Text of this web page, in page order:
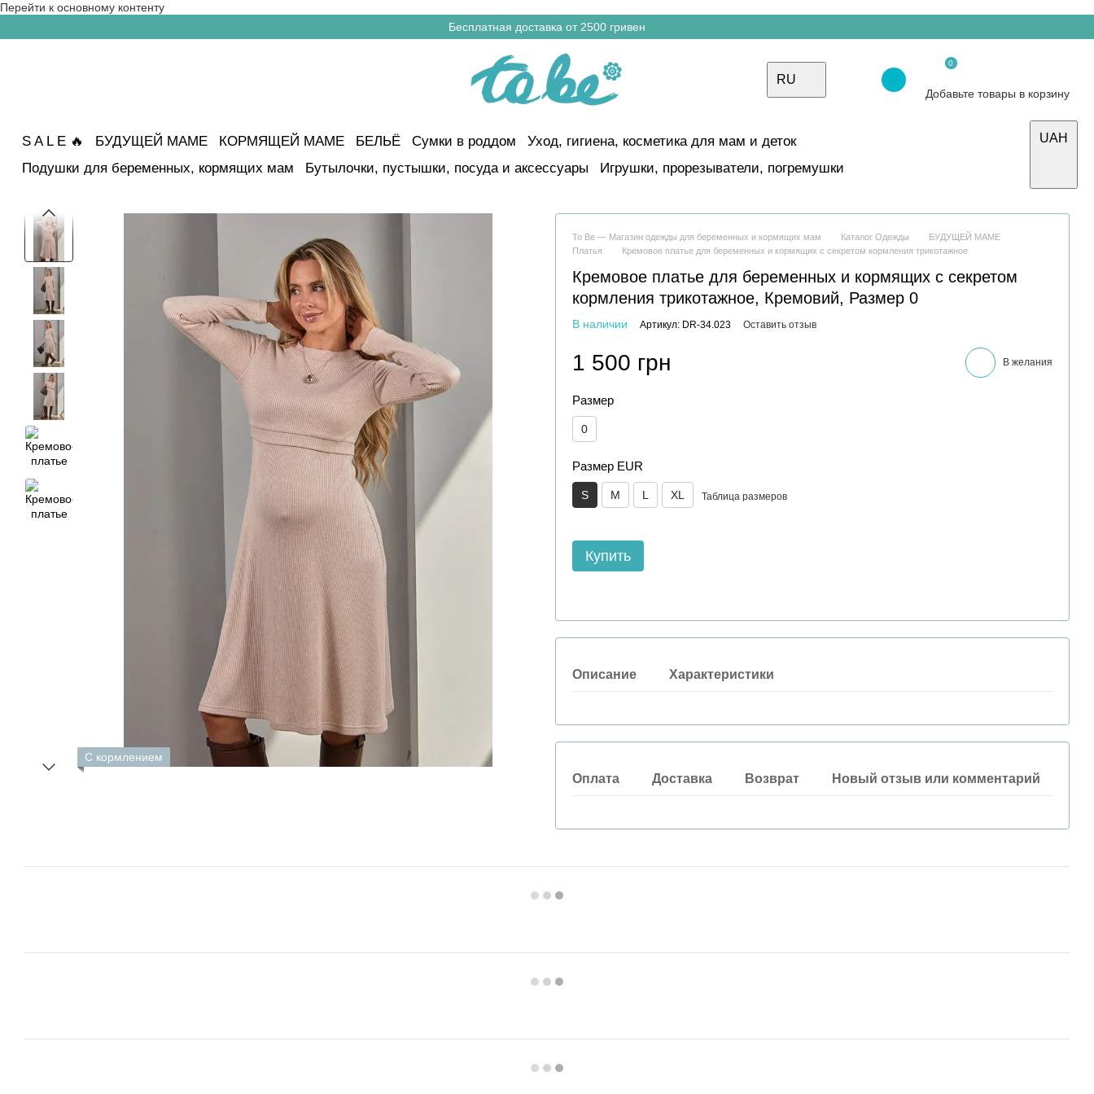
Перейти к основному контенту
Бесплатная доставка от 2500 гривен
RU
0
Добавьте товары в корзину
S A L E 🔥 БУДУЩЕЙ МАМЕ КОРМЯЩЕЙ МАМЕ БЕЛЬЁ Сумки в роддом
Уход, гигиена, косметика для мам и деток
Подушки для беременных, кормящих мам
Бутылочки, пустышки, посуда и аксессуары Игрушки, прорезыватели, погремушки
UAH
С кормлением
To Be — Магазин одежды для беременных и кормящих мам Каталог Одежды
БУДУЩЕЙ МАМЕ
Платья
Кремовое платье для беременных и кормящих с секретом кормления трикотажное
Кремовое платье для беременных и кормящих с секретом
кормления трикотажное, Кремовий, Размер 0
В наличии Артикул: DR-34.023 Оставить отзыв
1 500 грн В желания
Размер
0
Размер EUR
S M L XL Таблица размеров
Купить
Описание Характеристики
Оплата Доставка Возврат Новый отзыв или комментарий